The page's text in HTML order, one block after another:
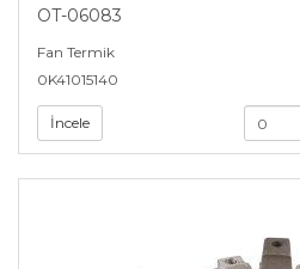
OT-06083
Fan Termik
0K41015140
İncele